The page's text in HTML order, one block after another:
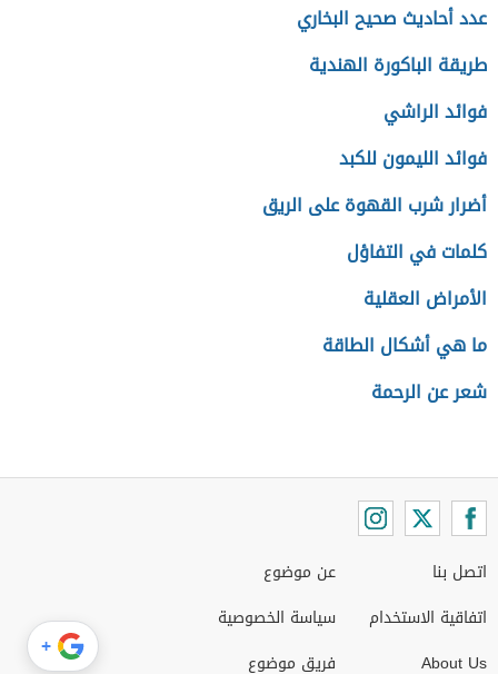
عدد أحاديث صحيح البخاري
طريقة الباكورة الهندية
فوائد الراشي
فوائد الليمون للكبد
أضرار شرب القهوة على الريق
كلمات في التفاؤل
الأمراض العقلية
ما هي أشكال الطاقة
شعر عن الرحمة
اتصل بنا
اتفاقية الاستخدام
About Us
عن موضوع
سياسة الخصوصية
فريق موضوع
+